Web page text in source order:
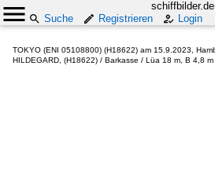
schiffbilder.de
Suche
Registrieren Login
TOKYO (ENI 05108800) (H18622) am 15.9.2023,
HILDEGARD, (H18622) / Barkasse / Lüa 18 m, B 4,8 m